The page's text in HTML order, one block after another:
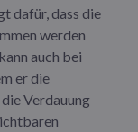
dafür, dass die
werden
auch bei
er die
Verdauung